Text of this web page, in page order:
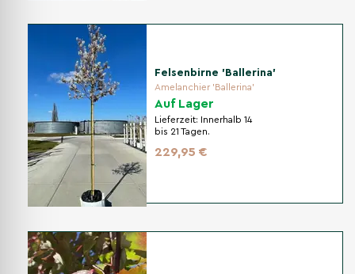
Felsenbirne 'Ballerina'
Amelanchier 'Ballerina'
Auf Lager
Lieferzeit:
Innerhalb 14
bis 21 Tagen.
229,95 €